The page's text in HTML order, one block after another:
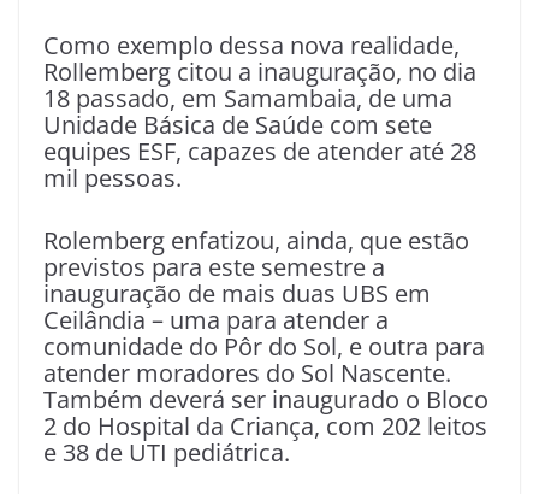
Como exemplo dessa nova realidade,
Rollemberg citou a inauguração, no dia
18 passado, em Samambaia, de uma
Unidade Básica de Saúde com sete
equipes ESF, capazes de atender até 28
mil pessoas.
Rolemberg enfatizou, ainda, que estão
previstos para este semestre a
inauguração de mais duas UBS em
Ceilândia – uma para atender a
comunidade do Pôr do Sol, e outra para
atender moradores do Sol Nascente.
Também deverá ser inaugurado o Bloco
2 do Hospital da Criança, com 202 leitos
e 38 de UTI pediátrica.